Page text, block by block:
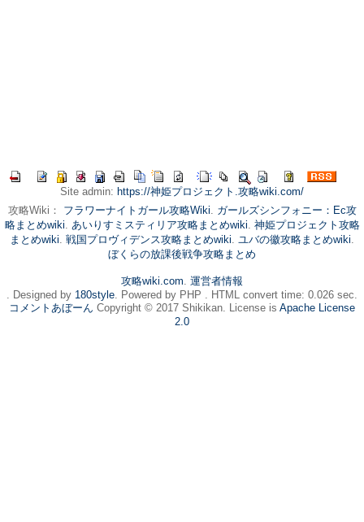
Site admin: https://神姫プロジェクト.攻略wiki.com/
攻略Wiki： フラワーナイトガール攻略Wiki. ガールズシンフォニー：Ec攻
略まとめwiki. あいりすミスティリア攻略まとめwiki. 神姫プロジェクト攻略
まとめwiki. 戦国プロヴィデンス攻略まとめwiki. ユバの徽攻略まとめwiki.
ぼくらの放課後戦争攻略まとめ
攻略wiki.com. 運営者情報
. Designed by 180style. Powered by PHP . HTML convert time: 0.026 sec.
コメントあぼーん Copyright © 2017 Shikikan. License is Apache License
2.0